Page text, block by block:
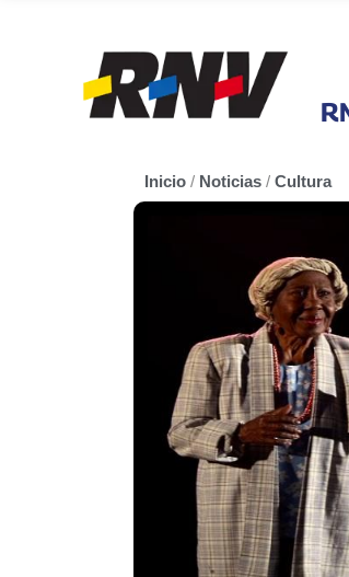
Inicio / Noticias / Cultura